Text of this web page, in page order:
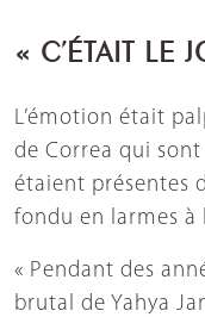
« C’ÉTAIT LE
L’émotion était
de Correa qui
étaient présentes
fondu en larmes à
« Pendant des
brutal de Yahya